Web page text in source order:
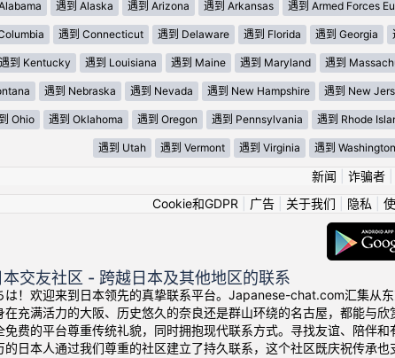
遇到 Alaska 遇到 Arizona 遇到 Arkansas 遇到 Armed Forces
遇到 Connecticut 遇到 Delaware 遇到 Florida 遇到 Georgia
遇到 Kentucky 遇到 Louisiana 遇到 Maine 遇到 Maryland 遇到
遇到 Nebraska 遇到 Nevada 遇到 New Hampshire 遇到 New
Ohio 遇到 Oklahoma 遇到 Oregon 遇到 Pennsylvania 遇到 Rhode
遇到 Utah 遇到 Vermont 遇到 Virginia 遇到 Washington
新闻 诈骗者|
Cookie和GDPR
广告 关于我们 隐私
本交友社区 - 跨越日本及其他地区的联系
は！欢迎来到日本领先的真挚联系平台。Japanese-chat.com汇集从
在充满活力的大阪、历史悠久的奈良还是群山环绕的名古屋，都能与欣
免费的平台尊重传统礼貌，同时拥抱现代联系方式。寻找友谊、陪伴和
的日本人通过我们尊重的社区建立了持久联系，这个社区既庆祝传承也